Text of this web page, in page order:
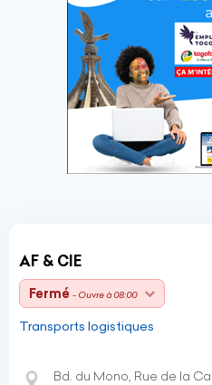
AF & CIE
Fermé - Ouvre à 08:00
Transports logistiques
Bd. du Mono, Rue de la